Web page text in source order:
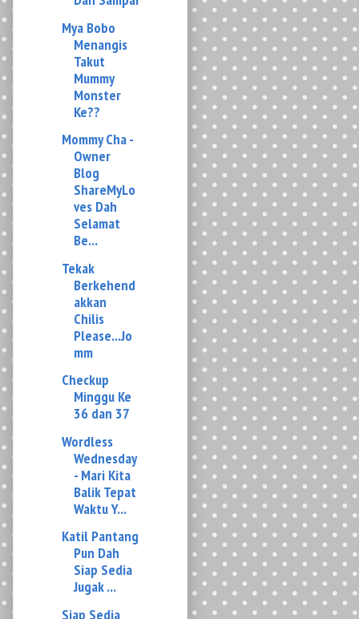
Monster
Ke??
Mommy Cha -
Owner
Blog
ves Dah
Selamat
Be...
Tekak
Berkehend
akkan
Please...Jo
mm
Checkup
Minggu Ke
36 dan 37
Wordless
Wednesday
- Mari Kita
Waktu Y...
Katil Pantang
Pun Dah
Siap Sedia
Siap Sedia
Barang Si
Baby Ke